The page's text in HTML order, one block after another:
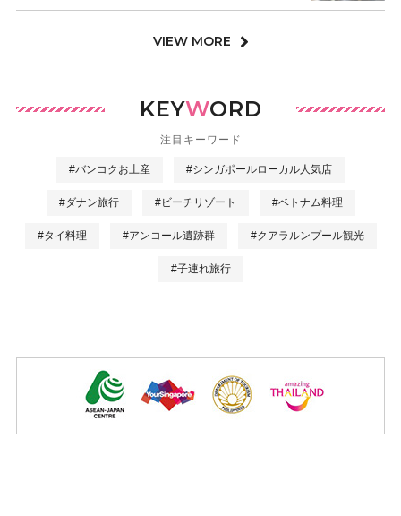
VIEW MORE
KEYWORD
注目キーワード
#バンコクお土産 #シンガポールローカル人気店
#ダナン旅行 #ビーチリゾート #ベトナム料理
#タイ料理 #アンコール遺跡群 #クアラルンプール観光
#子連れ旅行